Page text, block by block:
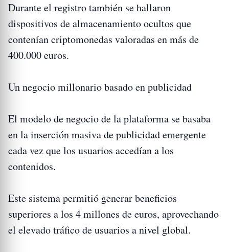
Durante el registro también se hallaron
dispositivos de almacenamiento ocultos que
contenían criptomonedas valoradas en más de
400.000 euros.
Un negocio millonario basado en publicidad
El modelo de negocio de la plataforma se basaba
en la inserción masiva de publicidad emergente
cada vez que los usuarios accedían a los
contenidos.
Este sistema permitió generar beneficios
superiores a los 4 millones de euros, aprovechando
el elevado tráfico de usuarios a nivel global.